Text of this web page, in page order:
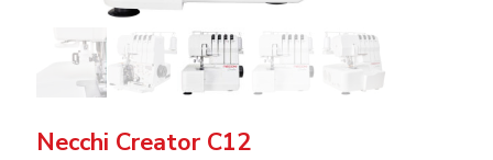
Necchi Creator C12